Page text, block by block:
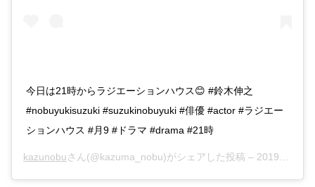
今日は21時からラジエーションハウス😊 #鈴木伸之
#nobuyukisuzuki #suzukinobuyuki #俳優 #actor #ラジエー
ションハウス #月9 #ドラマ #drama #21時
kazunobuさん(@kazuma_nobu)がシェアした投稿 – 2019年 5月月27日午前4時24分PDT